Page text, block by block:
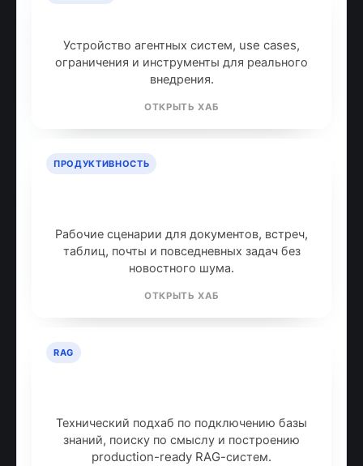
Устройство агентных систем, use cases,
ограничения и инструменты для реального
внедрения.
ОТКРЫТЬ ХАБ
ПРОДУКТИВНОСТЬ
Рабочие сценарии для документов, встреч,
таблиц, почты и повседневных задач без
новостного шума.
ОТКРЫТЬ ХАБ
RAG
Технический подхаб по подключению базы
знаний, поиску по смыслу и построению
production-ready RAG-систем.